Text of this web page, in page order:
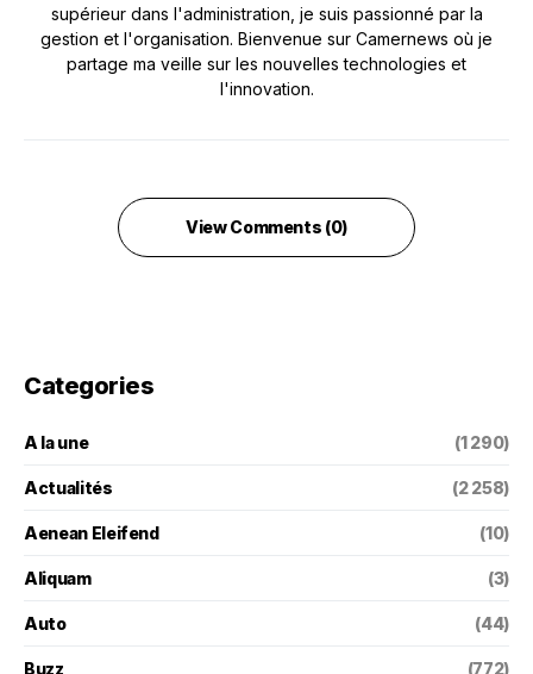
supérieur dans l'administration, je suis passionné par la
gestion et l'organisation. Bienvenue sur Camernews où je
partage ma veille sur les nouvelles technologies et
l'innovation.
View Comments (0)
Categories
A la une (1 290)
Actualités (2 258)
Aenean Eleifend (10)
Aliquam (3)
Auto (44)
Buzz (772)